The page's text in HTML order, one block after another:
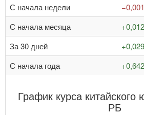
С начала недели
С начала месяца
За 30 дней
С начала года
График курса
РБ